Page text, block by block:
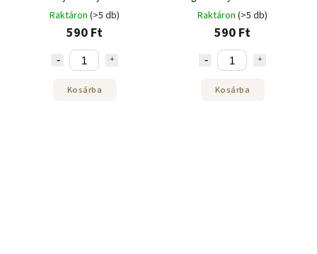
doboz
Raktáron (>5 db)
590 Ft
Kosárba
Raktáron (>5 db)
590 Ft
Kosárba